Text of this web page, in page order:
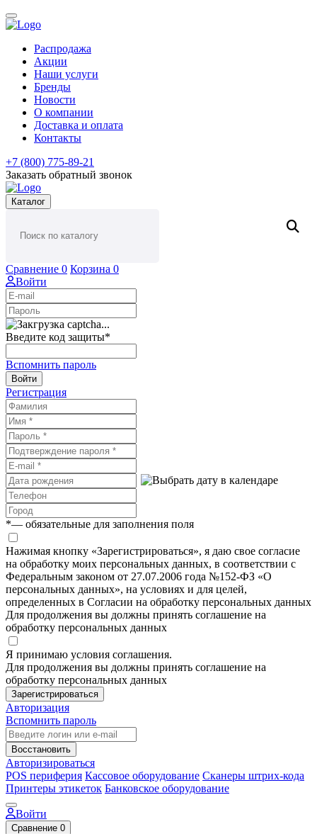
Распродажа
Акции
Наши услуги
Бренды
Новости
О компании
Доставка и оплата
Контакты
+7 (800) 775-89-21
Заказать обратный звонок
Каталог
Сравнение 0 Корзина 0
Войти
Введите код защиты*
Вспомнить пароль
Войти
Регистрация
*— обязательные для заполнения поля
Нажимая кнопку «Зарегистрироваться», я даю свое согласие
на обработку моих персональных данных, в соответствии с
Федеральным законом от 27.07.2006 года №152-ФЗ «О
персональных данных», на условиях и для целей,
определенных в Согласии на обработку персональных данных
Для продолжения вы должны принять соглашение на
обработку персональных данных
Я принимаю условия соглашения.
Для продолжения вы должны принять соглашение на
обработку персональных данных
Зарегистрироваться
Авторизация
Вспомнить пароль
Восстановить
Авторизироваться
POS периферия Кассовое оборудование Сканеры штрих-кода
Принтеры этикеток Банковское оборудование
Войти
Сравнение 0